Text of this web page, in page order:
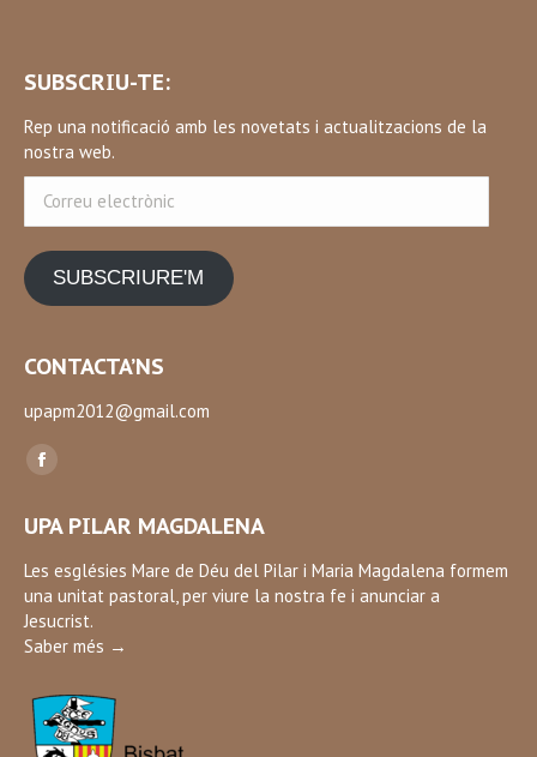
SUBSCRIU-TE:
Rep una notificació amb les novetats i actualitzacions de la
nostra web.
electrònic
SUBSCRIURE'M
CONTACTA’NS
upapm2012@gmail.com
Find us on:
Facebook
opens
in
new
window
UPA PILAR MAGDALENA
Les esglésies Mare de Déu del Pilar i Maria Magdalena formem
una unitat pastoral, per viure la nostra fe i anunciar a
Jesucrist.
Saber més →